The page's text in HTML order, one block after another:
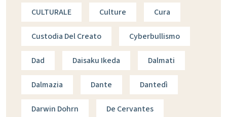
CULTURALE Culture Cura
Custodia Del Creato Cyberbullismo
Dad Daisaku Ikeda Dalmati
Dalmazia Dante Dantedì
Darwin Dohrn De Cervantes